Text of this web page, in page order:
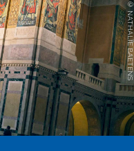
© NATHALIE BAETENS